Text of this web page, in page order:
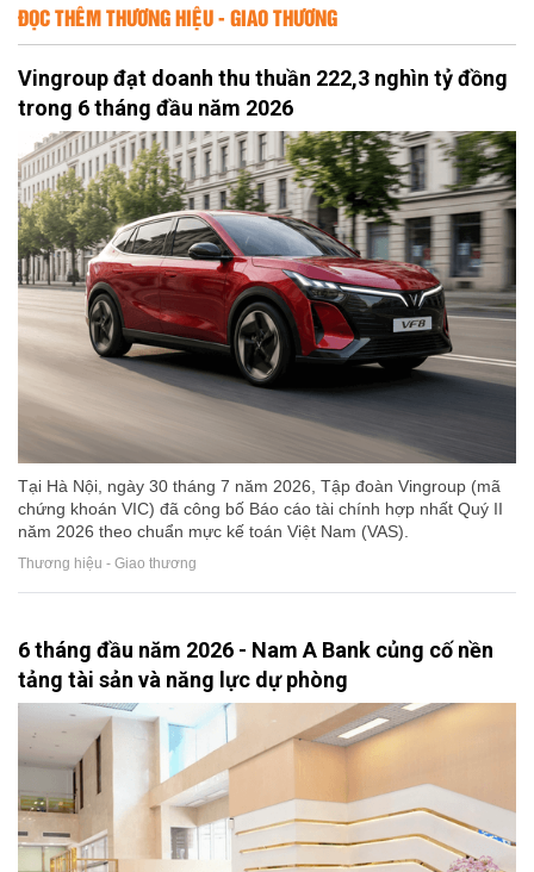
ĐỌC THÊM THƯƠNG HIỆU - GIAO THƯƠNG
Vingroup đạt doanh thu thuần 222,3 nghìn tỷ đồng
trong 6 tháng đầu năm 2026
Tại Hà Nội, ngày 30 tháng 7 năm 2026, Tập đoàn Vingroup (mã
chứng khoán VIC) đã công bố Báo cáo tài chính hợp nhất Quý II
năm 2026 theo chuẩn mực kế toán Việt Nam (VAS).
Thương hiệu - Giao thương
6 tháng đầu năm 2026 - Nam A Bank củng cố nền
tảng tài sản và năng lực dự phòng